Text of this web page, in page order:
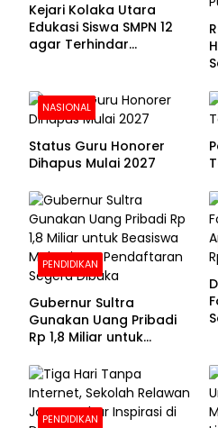
Kejari Kolaka Utara
Edukasi Siswa SMPN 12
agar Terhindar
NASIONAL
Status Guru Honorer
Dihapus Mulai 2027
PENDIDIKAN
Gubernur Sultra
Gunakan Uang Pribadi
Rp 1,8 Miliar untuk
Pendaftaran Segera
Dibuka
PENDIDIKAN